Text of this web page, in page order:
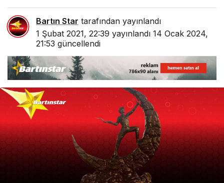
Bartın Star tarafından yayınlandı
1 Şubat 2021, 22:39 yayınlandı 14 Ocak 2024,
21:53 güncellendi